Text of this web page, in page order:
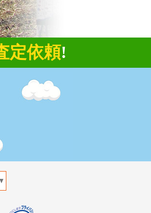
定依頼!